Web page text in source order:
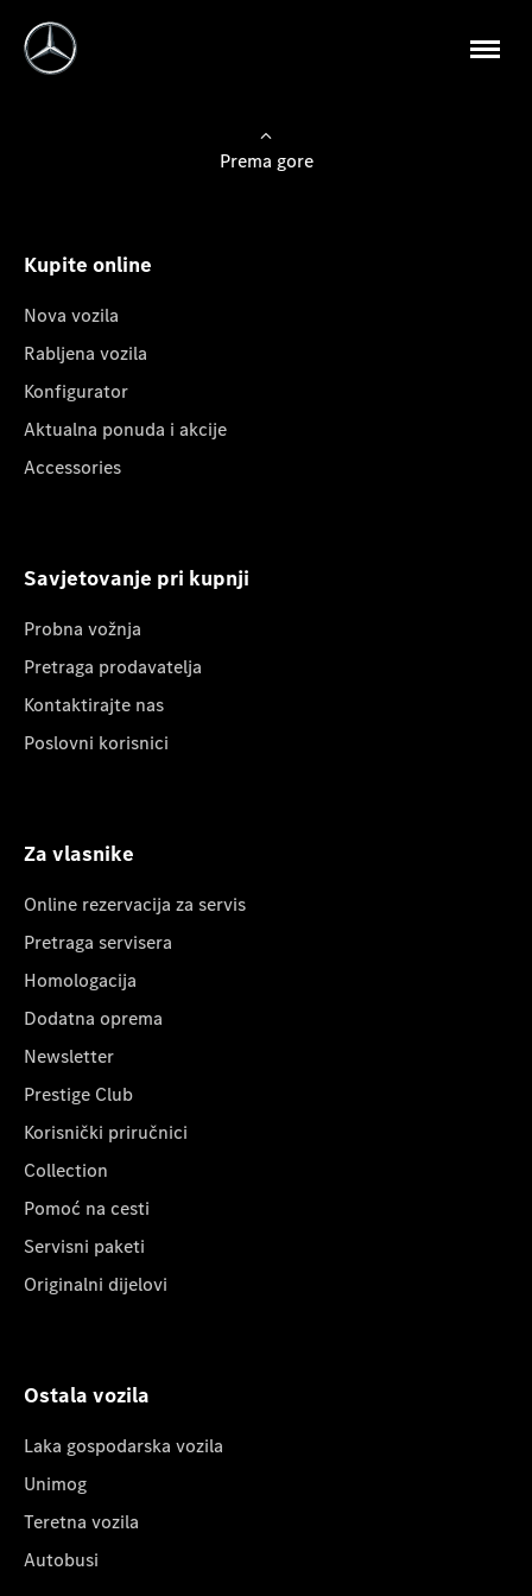
Prema gore
Kupite online
Nova vozila
Rabljena vozila
Konfigurator
Aktualna ponuda i akcije
Accessories
Savjetovanje pri kupnji
Probna vožnja
Pretraga prodavatelja
Kontaktirajte nas
Poslovni korisnici
Za vlasnike
Online rezervacija za servis
Pretraga servisera
Homologacija
Dodatna oprema
Newsletter
Prestige Club
Korisnički priručnici
Collection
Pomoć na cesti
Servisni paketi
Originalni dijelovi
Ostala vozila
Laka gospodarska vozila
Unimog
Teretna vozila
Autobusi